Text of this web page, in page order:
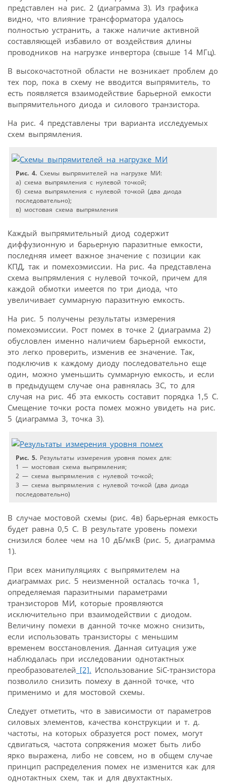
представлен на рис. 2 (диаграмма 3). Из графика
видно, что влияние трансформатора удалось
полностью устранить, а также наличие активной
составляющей избавило от воздействия длины
проводников на нагрузке инвертора (свыше 14 МГц).
В высокочастотной области не возникает проблем до
тех пор, пока в схему не вводится выпрямитель, то
есть появляется взаимодействие барьерной емкости
выпрямительного диода и силового транзистора.
На рис. 4 представлены три варианта исследуемых
схем выпрямления.
Рис. 4. Схемы выпрямителей на нагрузке МИ:
а) схема выпрямления с нулевой точкой;
б) схема выпрямления с нулевой точкой (два диода
последовательно);
в) мостовая схема выпрямления
Каждый выпрямительный диод содержит
диффузионную и барьерную паразитные емкости,
последняя имеет важное значение с позиции как
КПД, так и помехоэмиссии. На рис. 4а представлена
схема выпрямления с нулевой точкой, причем для
каждой обмотки имеется по три диода, что
увеличивает суммарную паразитную емкость.
На рис. 5 получены результаты измерения
помехоэмиссии. Рост помех в точке 2 (диаграмма 2)
обусловлен именно наличием барьерной емкости,
это легко проверить, изменив ее значение. Так,
подключив к каждому диоду последовательно еще
один, можно уменьшить суммарную емкость, и если
в преды­дущем случае она равнялась 3С, то для
случая на рис. 4б эта емкость составит порядка 1,5 С.
Смещение точки роста помех можно увидеть на рис.
5 (диаграмма 3, точка 3).
Рис. 5. Результаты измерения уровня помех для:
1 — мостовая схема выпрямления;
2 — схема выпрямления с нулевой точкой;
3 — схема выпрямления с нулевой точкой (два диода
последовательно)
В случае мостовой схемы (рис. 4в) барьерная емкость
будет равна 0,5 С. В результате уровень помехи
снизился более чем на 10 дБ/мкВ (рис. 5, диаграмма
1).
При всех манипуляциях с выпрямителем на
диаграммах рис. 5 неизменной осталась точка 1,
определяемая паразитными параметрами
транзисторов МИ, которые проявляются
исключительно при взаимодействии с диодом.
Величину помехи в данной точке можно снизить,
если использовать транзисторы с меньшим
временем восстановления. Данная ситуация уже
наблюдалась при исследовании однотактных
преобразователей [2]. Использование SiC-транзистора
позволило снизить помеху в данной точке, что
применимо и для мостовой схемы.
Следует отметить, что в зависимости от параметров
силовых элементов, качества конструкции и т. д.
частоты, на которых образуется рост помех, могут
сдвигаться, частота сопряжения может быть либо
ярко выражена, либо не совсем, но в общем случае
принцип распределения помех не изменится как для
однотактных схем, так и для двухтактных.